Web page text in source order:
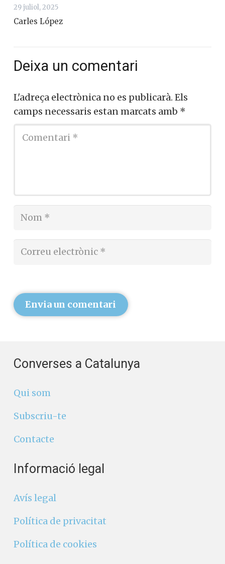
29 juliol, 2025
Carles López
Deixa un comentari
L'adreça electrònica no es publicarà. Els
camps necessaris estan marcats amb *
Envia un comentari
Converses a Catalunya
Qui som
Subscriu-te
Contacte
Informació legal
Avís legal
Política de privacitat
Política de cookies